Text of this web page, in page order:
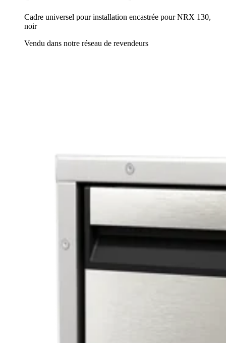
Cadre universel pour installation encastrée pour NRX 130,
noir
Vendu dans notre réseau de revendeurs